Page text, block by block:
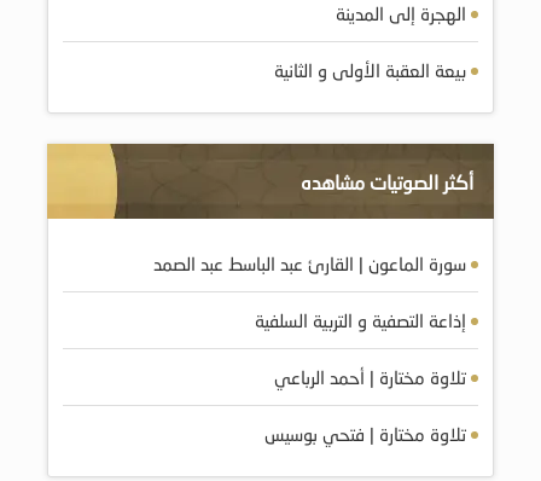
الهجرة إلى المدينة
بيعة العقبة الأولى و الثانية
أكثر الصوتيات مشاهده
سورة الماعون | القارئ عبد الباسط عبد الصمد
إذاعة التصفية و التربية السلفية
تلاوة مختارة | أحمد الرباعي
تلاوة مختارة | فتحي بوسيس